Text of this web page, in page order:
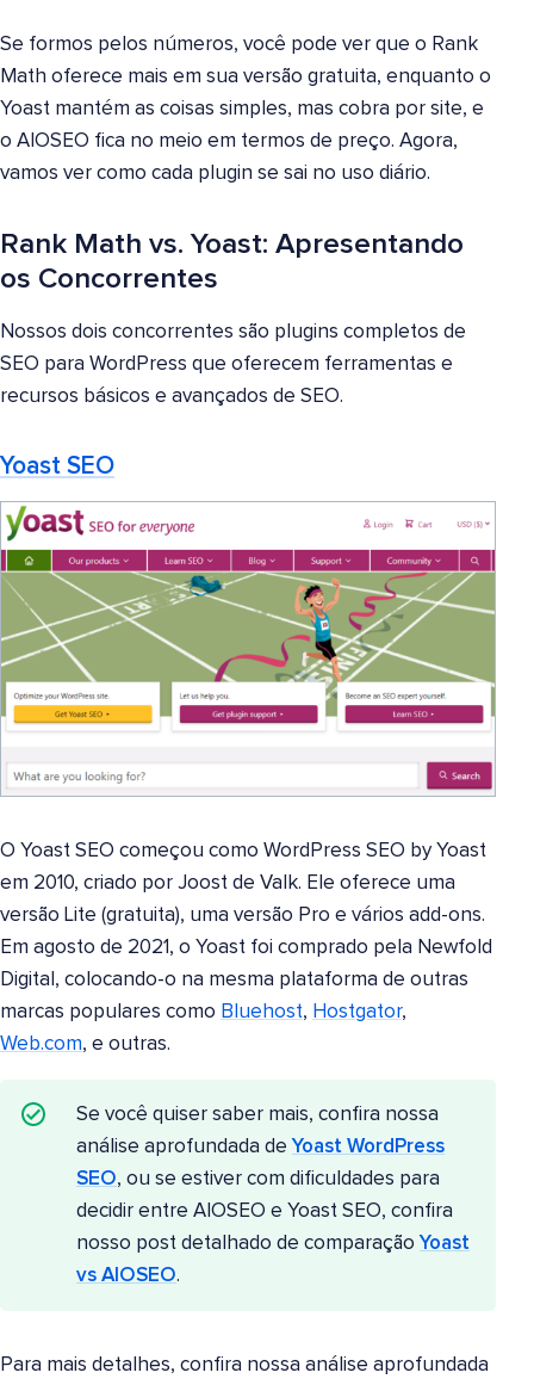
Se formos pelos números, você pode ver que o Rank
Math oferece mais em sua versão gratuita, enquanto o
Yoast mantém as coisas simples, mas cobra por site, e
o AIOSEO fica no meio em termos de preço. Agora,
vamos ver como cada plugin se sai no uso diário.
Rank Math vs. Yoast: Apresentando
os Concorrentes
Nossos dois concorrentes são plugins completos de
SEO para WordPress que oferecem ferramentas e
recursos básicos e avançados de SEO.
Yoast SEO
O Yoast SEO começou como WordPress SEO by Yoast
em 2010, criado por Joost de Valk. Ele oferece uma
versão Lite (gratuita), uma versão Pro e vários add-ons.
Em agosto de 2021, o Yoast foi comprado pela Newfold
Digital, colocando-o na mesma plataforma de outras
marcas populares como Bluehost, Hostgator,
Web.com, e outras.
Se você quiser saber mais, confira nossa
análise aprofundada de Yoast WordPress
SEO, ou se estiver com dificuldades para
decidir entre AIOSEO e Yoast SEO, confira
nosso post detalhado de comparação Yoast
vs AIOSEO.
Para mais detalhes, confira nossa análise aprofundada